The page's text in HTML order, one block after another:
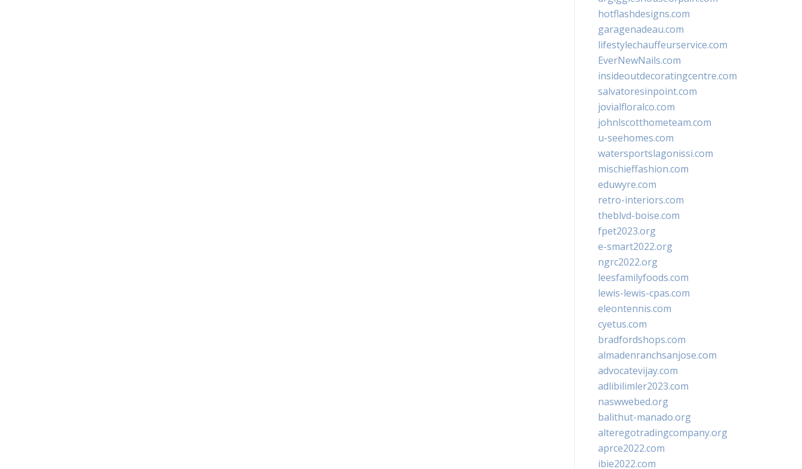
hotflashdesigns.com
garagenadeau.com
lifestylechauffeurservice.com
EverNewNails.com
insideoutdecoratingcentre.com
salvatoresinpoint.com
jovialfloralco.com
johnlscotthometeam.com
u-seehomes.com
watersportslagonissi.com
mischieffashion.com
eduwyre.com
retro-interiors.com
theblvd-boise.com
fpet2023.org
e-smart2022.org
ngrc2022.org
leesfamilyfoods.com
lewis-lewis-cpas.com
eleontennis.com
cyetus.com
bradfordshops.com
almadenranchsanjose.com
advocatevijay.com
adlibilimler2023.com
naswwebed.org
balithut-manado.org
alteregotradingcompany.org
aprce2022.com
ibie2022.com